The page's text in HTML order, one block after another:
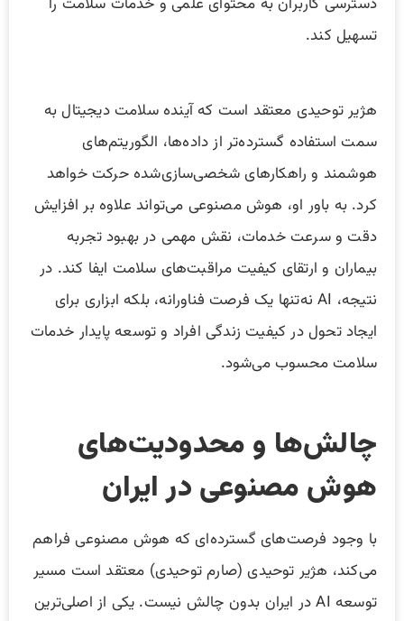
تسهیل کند.
هژیر توحیدی معتقد است که آینده سلامت دیجیتال به
سمت استفاده گسترده‌تر از داده‌ها، الگوریتم‌های
هوشمند و راهکارهای شخصی‌سازی‌شده حرکت خواهد
کرد. به باور او، هوش مصنوعی می‌تواند علاوه بر افزایش
دقت و سرعت خدمات، نقش مهمی در بهبود تجربه
بیماران و ارتقای کیفیت مراقبت‌های سلامت ایفا کند. در
نتیجه، AI نه‌تنها یک فرصت فناورانه، بلکه ابزاری برای
ایجاد تحول در کیفیت زندگی افراد و توسعه پایدار خدمات
سلامت محسوب می‌شود.
چالش‌ها و محدودیت‌های
هوش مصنوعی در ایران
با وجود فرصت‌های گسترده‌ای که هوش مصنوعی فراهم
می‌کند، هژیر توحیدی (صارم توحیدی) معتقد است مسیر
توسعه AI در ایران بدون چالش نیست. یکی از اصلی‌ترین